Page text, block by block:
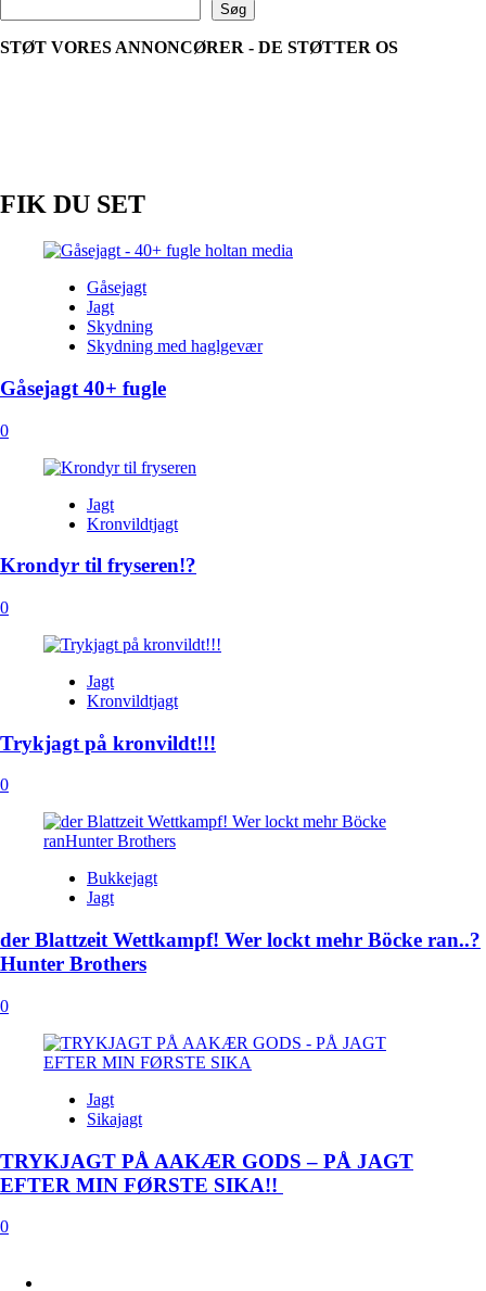
Gåsejagt
i
Søg
STØT VORES ANNONCØRER - DE STØTTER OS
FIK DU SET
Gåsejagt
Jagt
Skydning
Skydning med haglgevær
Gåsejagt 40+ fugle
0
Jagt
Kronvildtjagt
Krondyr til fryseren!?
0
Jagt
Kronvildtjagt
Trykjagt på kronvildt!!!
0
Bukkejagt
Jagt
der Blattzeit Wettkampf! Wer lockt mehr Böcke ran..?
Hunter Brothers
0
Jagt
Sikajagt
TRYKJAGT PÅ AAKÆR GODS – PÅ JAGT
EFTER MIN FØRSTE SIKA!!
0